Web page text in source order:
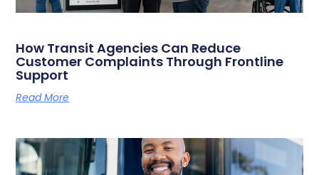
How Transit Agencies Can Reduce
Customer Complaints Through Frontline
Support
Read More